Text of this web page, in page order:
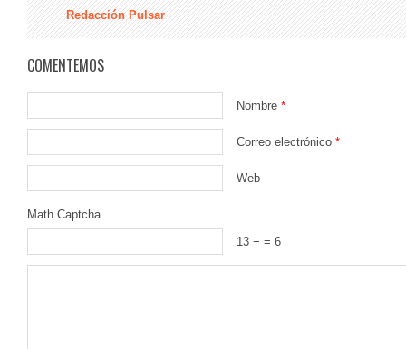
Redacción Pulsar
COMENTEMOS
Nombre *
Correo electrónico *
Web
Math Captcha
13 − = 6